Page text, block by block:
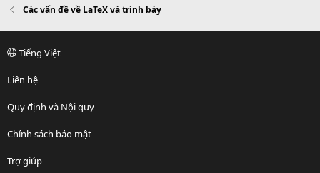
Các vấn đề về LaTeX và trình bày
Tiếng Việt
Liên hệ
Quy định và Nội quy
Chính sách bảo mật
Trợ giúp